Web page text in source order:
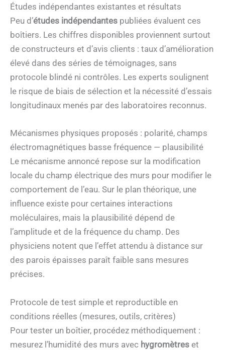
Études indépendantes existantes et résultats
Peu d’études indépendantes publiées évaluent ces
boîtiers. Les chiffres disponibles proviennent surtout
de constructeurs et d’avis clients : taux d’amélioration
élevé dans des séries de témoignages, sans
protocole blindé ni contrôles. Les experts soulignent
le risque de biais de sélection et la nécessité d’essais
longitudinaux menés par des laboratoires reconnus.
Mécanismes physiques proposés : polarité, champs
électromagnétiques basse fréquence — plausibilité
Le mécanisme annoncé repose sur la modification
locale du champ électrique des murs pour modifier le
comportement de l’eau. Sur le plan théorique, une
influence existe pour certaines interactions
moléculaires, mais la plausibilité dépend de
l’amplitude et de la fréquence du champ. Des
physiciens notent que l’effet attendu à distance sur
des parois épaisses paraît faible sans mesures
précises.
Protocole de test simple et reproductible en
conditions réelles (mesures, outils, critères)
Pour tester un boîtier, procédez méthodiquement :
mesurez l’humidité des murs avec hygromètres et